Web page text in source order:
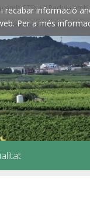
informació
Per a més
amb CTRL+ / Reduïu amb